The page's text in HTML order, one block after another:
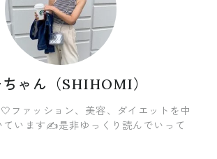
ちゃん（SHIHOMI）
ファッション、美容、ダイエットを中
います✍️是非ゆっくり読んでいって